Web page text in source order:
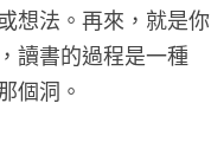
想法。再來，就是你
讀書的過程是一種
個洞。